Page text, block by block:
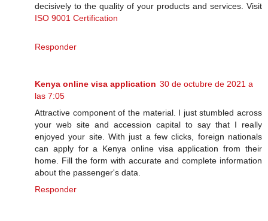
decisively to the quality of your products and services. Visit
ISO 9001 Certification
Responder
Kenya online visa application 30 de octubre de 2021 a
las 7:05
Attractive component of the material. I just stumbled across
your web site and accession capital to say that I really
enjoyed your site. With just a few clicks, foreign nationals
can apply for a Kenya online visa application from their
home. Fill the form with accurate and complete information
about the passenger's data.
Responder